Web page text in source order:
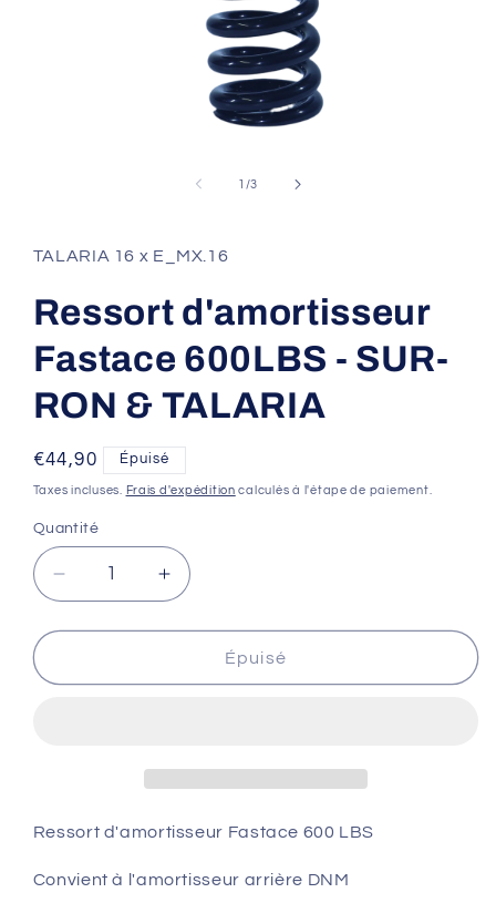
fenêtre
modale
1 /de
3
TALARIA 16 x E_MX.16
Ressort d'amortisseur
Fastace 600LBS - SUR-
RON & TALARIA
Prix
habituel
€44,90 Épuisé
Taxes incluses. Frais d'expédition calculés à l'étape de paiement.
Quantité
Réduire
la
quantité
Ressort
RON
TALARIA
Augmenter
la
quantité
Ressort
RON
TALARIA
Épuisé
Ressort d'amortisseur Fastace 600 LBS
Convient à l'amortisseur arrière DNM